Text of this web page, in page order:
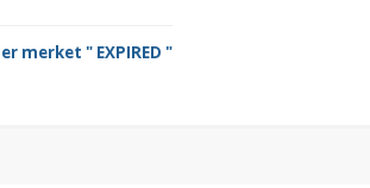
merket " EXPIRED "